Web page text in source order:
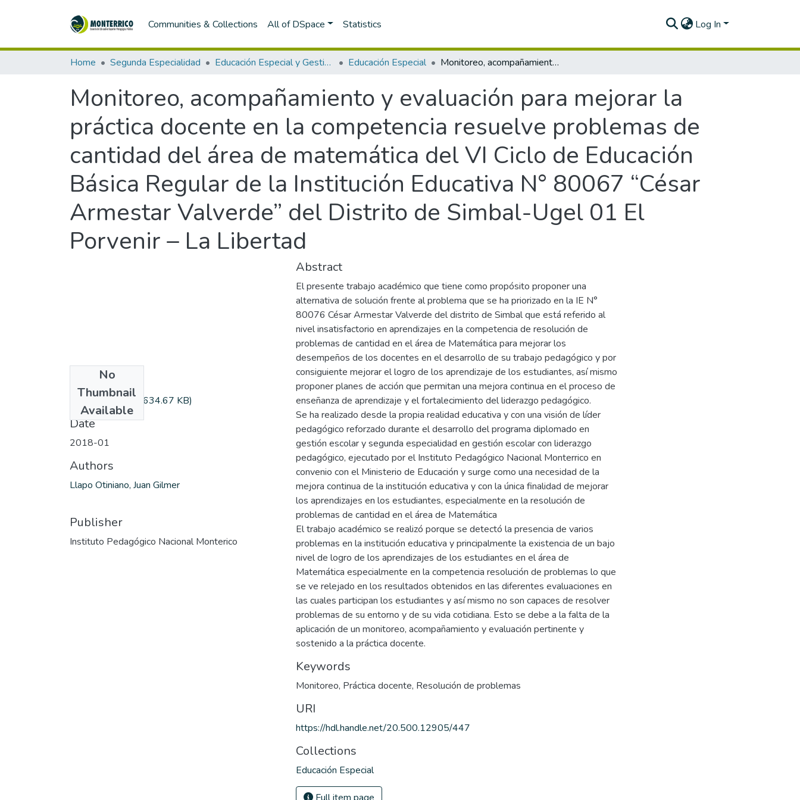
Communities & Collections All of DSpace Statistics Log In
Home Segunda Especialidad Educación Especial y Gestión Escolar Educación Especial Monitoreo, acompañamiento y evaluación para mejorar la práctica docente en la competencia resuelve problemas de cantidad del área de matemática del VI Ciclo de Educación Básica Regular de la Institución Educativa N° 80067 “César Armestar Valverde” del Distrito de Simbal-Ugel 01 El Porvenir – La Libertad
Monitoreo, acompañamiento y evaluación para mejorar la
práctica docente en la competencia resuelve problemas de
cantidad del área de matemática del VI Ciclo de Educación
Básica Regular de la Institución Educativa N° 80067 “César
Armestar Valverde” del Distrito de Simbal-Ugel 01 El
Porvenir – La Libertad
No
Thumbnail
Available
LlapoO_Juan.pdf (634.67 KB)
Date
2018-01
Authors
Llapo Otiniano, Juan Gilmer
Publisher
Instituto Pedagógico Nacional Monterico
Abstract
El presente trabajo académico que tiene como propósito proponer una
alternativa de solución frente al problema que se ha priorizado en la IE N°
80076 César Armestar Valverde del distrito de Simbal que está referido al
nivel insatisfactorio en aprendizajes en la competencia de resolución de
problemas de cantidad en el área de Matemática para mejorar los
desempeños de los docentes en el desarrollo de su trabajo pedagógico y por
consiguiente mejorar el logro de los aprendizaje de los estudiantes, así mismo
proponer planes de acción que permitan una mejora continua en el proceso de
enseñanza de aprendizaje y el fortalecimiento del liderazgo pedagógico.
Se ha realizado desde la propia realidad educativa y con una visión de líder
pedagógico reforzado durante el desarrollo del programa diplomado en
gestión escolar y segunda especialidad en gestión escolar con liderazgo
pedagógico, ejecutado por el Instituto Pedagógico Nacional Monterrico en
convenio con el Ministerio de Educación y surge como una necesidad de la
mejora continua de la institución educativa y con la única finalidad de mejorar
los aprendizajes en los estudiantes, especialmente en la resolución de
problemas de cantidad en el área de Matemática
El trabajo académico se realizó porque se detectó la presencia de varios
problemas en la institución educativa y principalmente la existencia de un bajo
nivel de logro de los aprendizajes de los estudiantes en el área de
Matemática especialmente en la competencia resolución de problemas lo que
se ve relejado en los resultados obtenidos en las diferentes evaluaciones en
las cuales participan los estudiantes y así mismo no son capaces de resolver
problemas de su entorno y de su vida cotidiana. Esto se debe a la falta de la
aplicación de un monitoreo, acompañamiento y evaluación pertinente y
sostenido a la práctica docente.
Keywords
Monitoreo, Práctica docente, Resolución de problemas
URI
https://hdl.handle.net/20.500.12905/447
Collections
Educación Especial